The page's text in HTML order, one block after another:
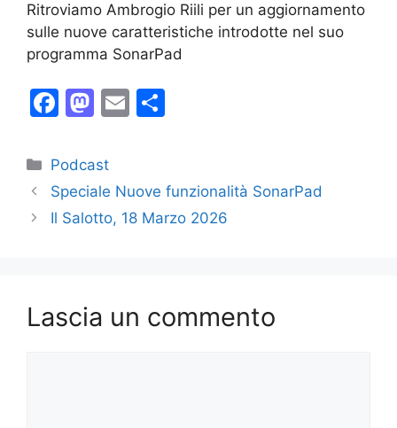
Ritroviamo Ambrogio Riili per un aggiornamento
sulle nuove caratteristiche introdotte nel suo
programma SonarPad
F
c
e
b
M
st
o
d
E
l
di
vi
Categorie
Podcast
Speciale Nuove funzionalità SonarPad
Il Salotto, 18 Marzo 2026
Lascia un commento